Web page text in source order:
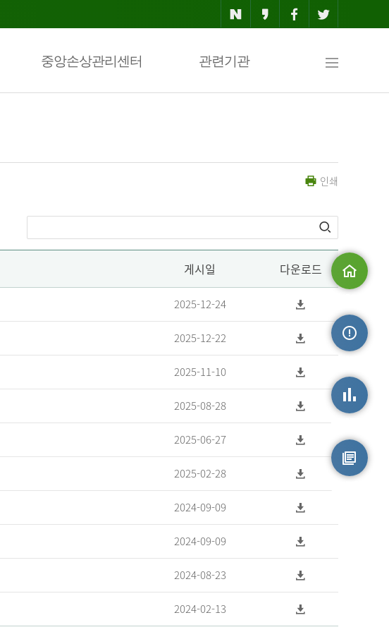
중앙손상관리센터 관련기관
맵
인쇄
게시일 다운로드
2025-12-24
2025-12-22
2025-11-10
2025-08-28
2025-06-27
2025-02-28
2024-09-09
2024-09-09
2024-08-23
2024-02-13